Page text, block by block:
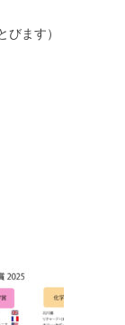
ます）